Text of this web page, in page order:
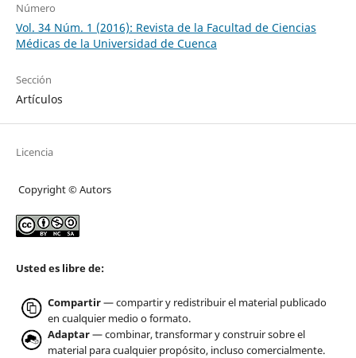
Número
Vol. 34 Núm. 1 (2016): Revista de la Facultad de Ciencias
Médicas de la Universidad de Cuenca
Sección
Artículos
Licencia
Copyright © Autors
Usted es libre de:
Compartir— compartir y redistribuir el material publicado
en cualquier medio o formato.
Adaptar— combinar, transformar y construir sobre el
material para cualquier propósito, incluso comercialmente.